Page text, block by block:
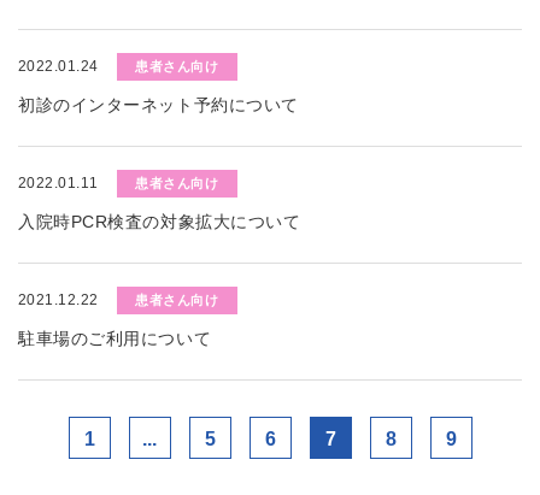
2022.01.24 患者さん向け
初診のインターネット予約について
2022.01.11 患者さん向け
入院時PCR検査の対象拡大について
2021.12.22 患者さん向け
駐車場のご利用について
1 ... 5 6 7 8 9